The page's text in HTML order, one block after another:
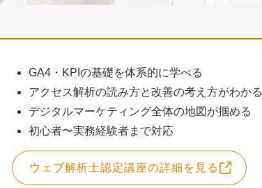
GA4・KPIの基礎を体系的に学べる
アクセス解析の読み方と改善の考え方がわかる
デジタルマーケティング全体の地図が掴める
初心者〜実務経験者まで対応
ウェブ解析士認定講座の詳細を見る